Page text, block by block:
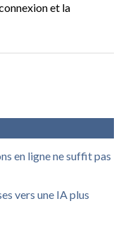
et la
en ligne ne suffit pas
vers une IA plus